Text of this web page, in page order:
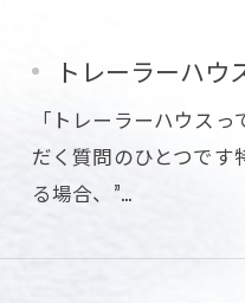
トレーラーハ
「トレーラーハウス
だく質問のひとつで
る場合、”…